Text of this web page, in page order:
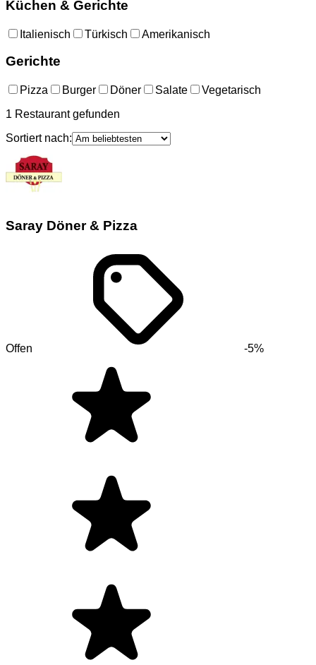
Küchen & Gerichte
Italienisch Türkisch Amerikanisch
Gerichte
Pizza Burger Döner Salate
Vegetarisch
1 Restaurantgefunden
Sortiert nach:
Saray Döner & Pizza
Offen -5%